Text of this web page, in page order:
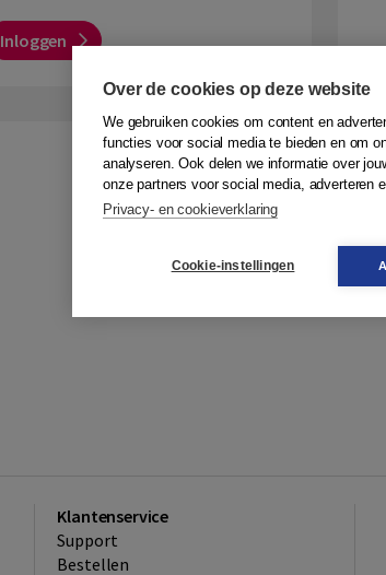
Inloggen
Klantenservice
Support
Bestellen
Over de cookies op deze website
We gebruiken cookies om content en
functies voor social media te bieden en om
analyseren. Ook delen we informatie over
onze partners voor social media, adverteren
Privacy- en cookieverklaring
Cookie-instellingen